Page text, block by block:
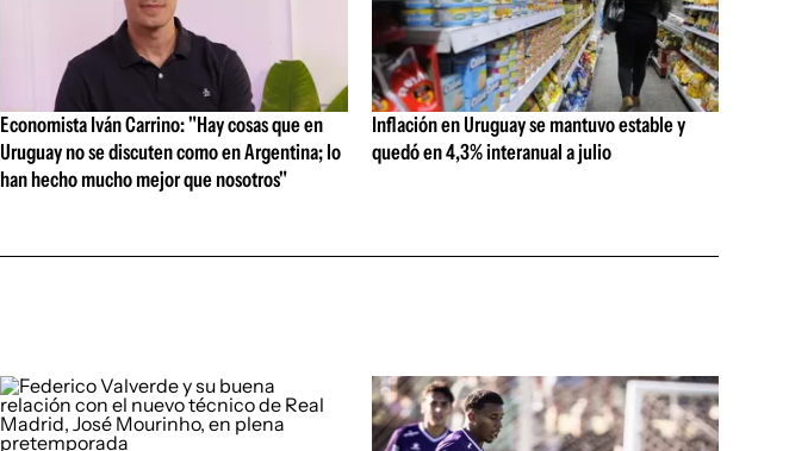
Economista Iván Carrino: "Hay cosas que en
Uruguay no se discuten como en Argentina; lo
han hecho mucho mejor que nosotros"
Inflación en Uruguay se mantuvo estable y
quedó en 4,3% interanual a julio